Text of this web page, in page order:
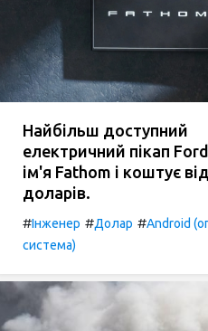
Найбільш доступний
електричний пікап
ім'я Fathom і коштує
доларів.
#Інженер #Долар #Android
система)